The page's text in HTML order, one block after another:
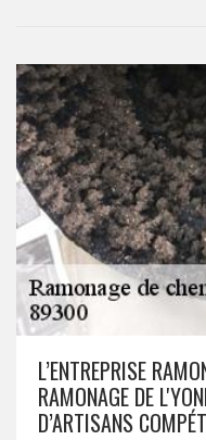
L’ENTREPRISE
RAMONAGE DE
D’ARTISANS